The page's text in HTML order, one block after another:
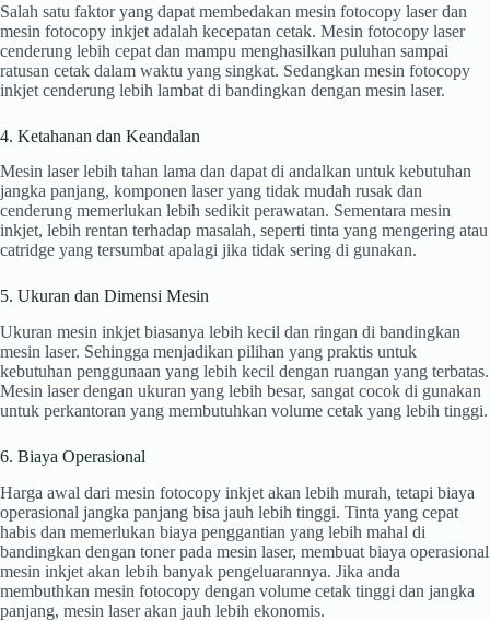
Salah satu faktor yang dapat membedakan mesin fotocopy laser dan
mesin fotocopy inkjet adalah kecepatan cetak. Mesin fotocopy laser
cenderung lebih cepat dan mampu menghasilkan puluhan sampai
ratusan cetak dalam waktu yang singkat. Sedangkan mesin fotocopy
inkjet cenderung lebih lambat di bandingkan dengan mesin laser.
4. Ketahanan dan Keandalan
Mesin laser lebih tahan lama dan dapat di andalkan untuk kebutuhan
jangka panjang, komponen laser yang tidak mudah rusak dan
cenderung memerlukan lebih sedikit perawatan. Sementara mesin
inkjet, lebih rentan terhadap masalah, seperti tinta yang mengering atau
catridge yang tersumbat apalagi jika tidak sering di gunakan.
5. Ukuran dan Dimensi Mesin
Ukuran mesin inkjet biasanya lebih kecil dan ringan di bandingkan
mesin laser. Sehingga menjadikan pilihan yang praktis untuk
kebutuhan penggunaan yang lebih kecil dengan ruangan yang terbatas.
Mesin laser dengan ukuran yang lebih besar, sangat cocok di gunakan
untuk perkantoran yang membutuhkan volume cetak yang lebih tinggi.
6. Biaya Operasional
Harga awal dari mesin fotocopy inkjet akan lebih murah, tetapi biaya
operasional jangka panjang bisa jauh lebih tinggi. Tinta yang cepat
habis dan memerlukan biaya penggantian yang lebih mahal di
bandingkan dengan toner pada mesin laser, membuat biaya operasional
mesin inkjet akan lebih banyak pengeluarannya. Jika anda
membuthkan mesin fotocopy dengan volume cetak tinggi dan jangka
panjang, mesin laser akan jauh lebih ekonomis.